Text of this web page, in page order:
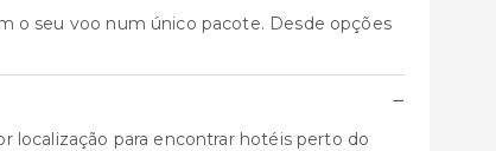
o seu voo num único pacote. Desde opções
−
localização para encontrar hotéis perto do